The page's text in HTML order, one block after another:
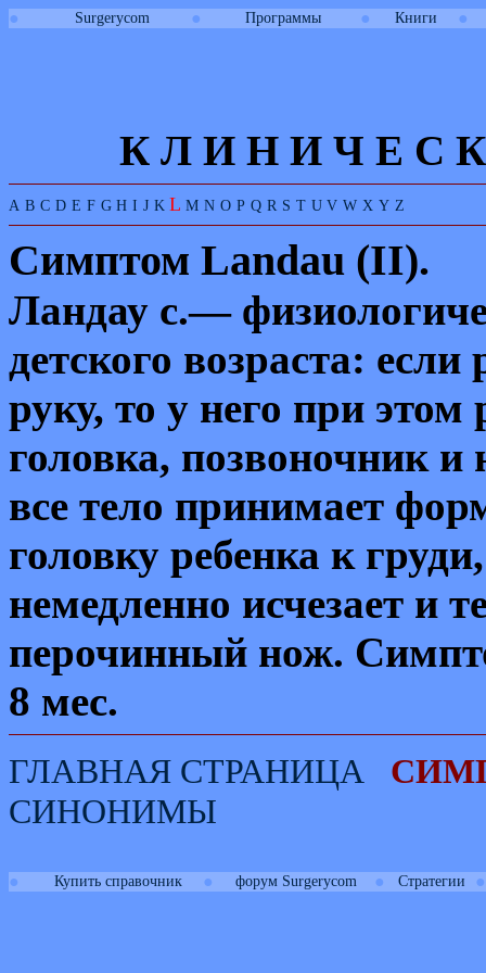
● Surgerycom ● Программы ● Книги ●
К Л И Н И Ч Е С К
A B C D E F G H I J K L M N O P Q R S T U V W X Y Z
Симптом Landau (II).
Ландау с.—
детского возраста: если
руку, то у него при
головка, позвоночник и
все тело принимает
головку ребенка к
немедленно исчезает и
перочинный нож.
8 мес.
ГЛАВНАЯ СТРАНИЦА
СИНОНИМЫ
● Купить справочник ● форум Surgerycom ● Стратегии ●